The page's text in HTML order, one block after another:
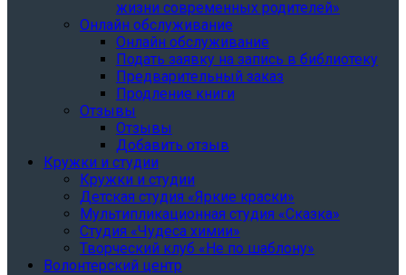
жизни современных родителей»
Онлайн обслуживание
Онлайн обслуживание
Подать заявку на запись в библиотеку
Предварительный заказ
Продление книги
Отзывы
Отзывы
Добавить отзыв
Кружки и студии
Кружки и студии
Детская студия «Яркие краски»
Мультипликационная студия «Сказка»
Студия «Чудеса химии»
Творческий клуб «Не по шаблону»
Волонтерский центр